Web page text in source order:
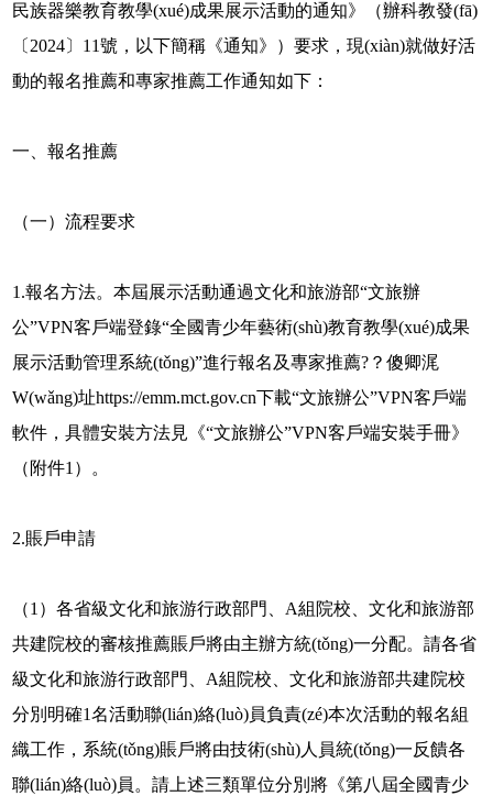
民族器樂教育教學(xué)成果展示活動的通知》（辦科教發(fā)
〔2024〕11號，以下簡稱《通知》）要求，現(xiàn)就做好活
動的報名推薦和專家推薦工作通知如下：
一、報名推薦
（一）流程要求
1.報名方法。本屆展示活動通過文化和旅游部“文旅辦
公”VPN客戶端登錄“全國青少年藝術(shù)教育教學(xué)成果
展示活動管理系統(tǒng)”進行報名及專家推薦?？傻卿浘
W(wǎng)址https://emm.mct.gov.cn下載“文旅辦公”VPN客戶端
軟件，具體安裝方法見《“文旅辦公”VPN客戶端安裝手冊》
（附件1）。
2.賬戶申請
（1）各省級文化和旅游行政部門、A組院校、文化和旅游部
共建院校的審核推薦賬戶將由主辦方統(tǒng)一分配。請各省
級文化和旅游行政部門、A組院校、文化和旅游部共建院校
分別明確1名活動聯(lián)絡(luò)員負責(zé)本次活動的報名組
織工作，系統(tǒng)賬戶將由技術(shù)人員統(tǒng)一反饋各
聯(lián)絡(luò)員。請上述三類單位分別將《第八屆全國青少